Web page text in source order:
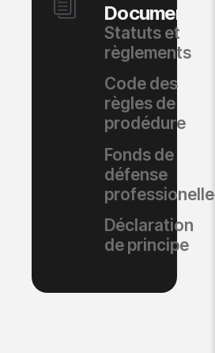
Documents
Statuts et
règlements
Code des
règles de
prodédure
Fonds de
défense
professionelle
Déclaration
de principe